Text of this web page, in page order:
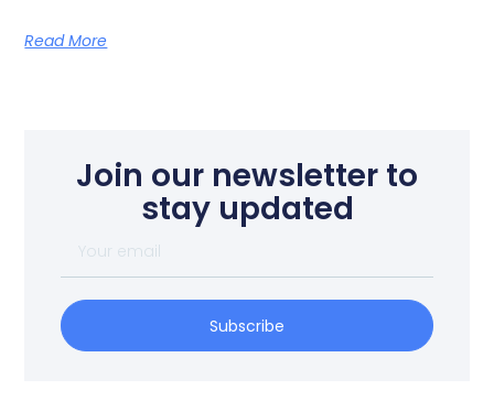
Read More
Join our newsletter to
stay updated
Subscribe